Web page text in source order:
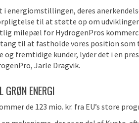
i energiomstillingen, deres
til at støtte op om
milepæl for HydrogenPros
til at fastholde vores position
fremtidige kunder, lyder det i en
Jarle Dragvik.
GRØN ENERGI
de 123 mio. kr. fra EU’s store